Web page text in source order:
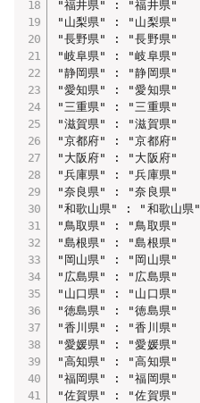
"福井県" : "福井県"
"山梨県" : "山梨県"
"長野県" : "長野県"
"岐阜県" : "岐阜県"
"静岡県" : "静岡県"
"愛知県" : "愛知県"
"三重県" : "三重県"
"滋賀県" : "滋賀県"
"京都府" : "京都府"
"大阪府" : "大阪府"
"兵庫県" : "兵庫県"
"奈良県" : "奈良県"
"和歌山県" : "和歌山県"
"鳥取県" : "鳥取県"
"島根県" : "島根県"
"岡山県" : "岡山県"
"広島県" : "広島県"
"山口県" : "山口県"
"徳島県" : "徳島県"
"香川県" : "香川県"
"愛媛県" : "愛媛県"
"高知県" : "高知県"
"福岡県" : "福岡県"
"佐賀県" : "佐賀県"